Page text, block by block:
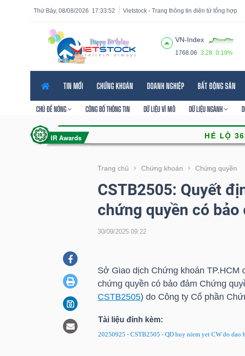
17:33:53
Thứ Bảy, 08/08/2026 Vietstock - Trang thông tin điện tử tổng hợp
VN-Index
1768.06 3.28 0.19%
TIN MỚI CHỨNG KHOÁN DOANH NGHIỆP BẤT ĐỘNG SẢN
CHỦ ĐỀ NÓNG CÔNG BỐ THÔNG TIN DỮ LIỆU VĨ MÔ DỮ LIỆU NGÀNH
Trang chủ Chứng khoán Chứng quyền
CSTB2505: Quyết
chứng quyền có bảo
30/09/2025 09:22
Sở Giao dịch Chứng khoán TP.HCM
chứng quyền có bảo đảm Chứng
CSTB2505) do Công ty Cổ phần
Tài liệu đính kèm:
20250925 - CSTB2505 - QD huy niem yet CW do dao
Tính năng
năng
VIETSTOCK